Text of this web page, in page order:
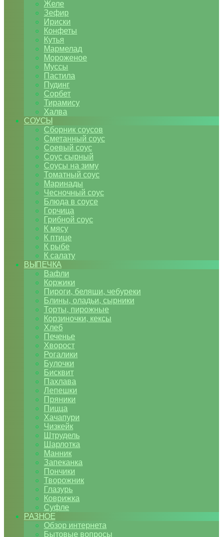
Желе
Зефир
Ириски
Конфеты
Кутья
Мармелад
Мороженое
Муссы
Пастила
Пудинг
Сорбет
Тирамису
Халва
СОУСЫ
Сборник соусов
Сметанный соус
Соевый соус
Соус сырный
Соусы на зиму
Томатный соус
Маринады
Чесночный соус
Блюда в соусе
Горчица
Грибной соус
К мясу
К птице
К рыбе
К салату
ВЫПЕЧКА
Вафли
Коржики
Пироги, беляши, чебуреки
Блины, оладьи, сырники
Торты, пирожные
Корзиночки, кексы
Хлеб
Печенье
Хворост
Рогалики
Булочки
Бисквит
Пахлава
Лепешки
Пряники
Пицца
Хачапури
Чизкейк
Штрудель
Шарлотка
Манник
Запеканка
Пончики
Творожник
Глазурь
Коврижка
Суфле
РАЗНОЕ
Обзор интернета
Бытовые вопросы